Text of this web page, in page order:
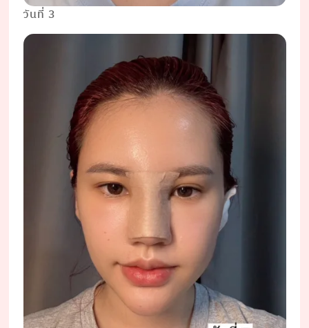
วันที่ 3